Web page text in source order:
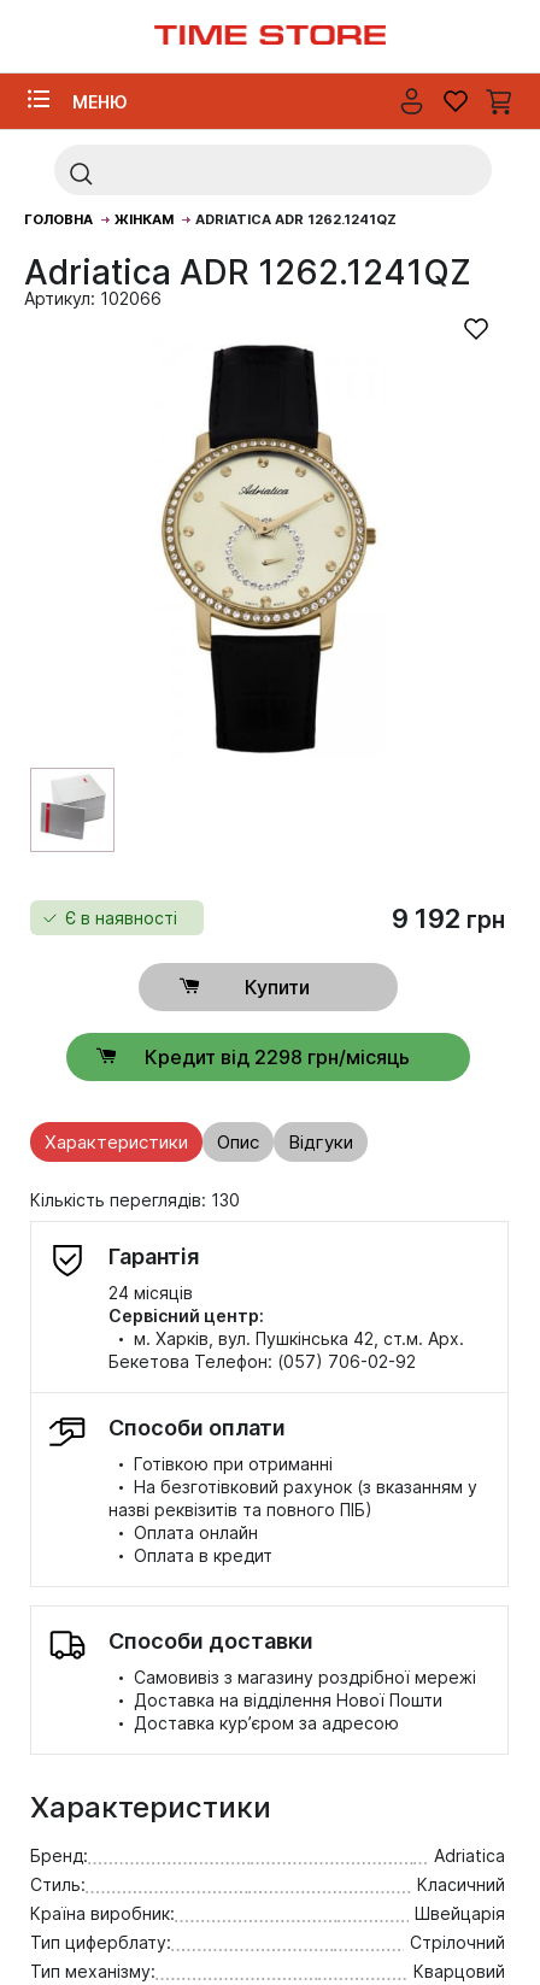
МЕНЮ
ГОЛОВНА ЖІНКАМ ADRIATICA ADR 1262.1241QZ
Adriatica ADR 1262.1241QZ
Артикул: 102066
Є в наявності 9 192 грн
Купити
Кредит від 2298 грн/місяць
Характеристики Опис Відгуки
Кількість переглядів: 130
Гарантія
24 місяців
Сервісний центр:
· м. Харків, вул. Пушкінська 42, ст.м. Арх.
Бекетова Телефон: (057) 706-02-92
Способи оплати
· Готівкою при отриманні
· На безготівковий рахунок (з вказанням у
назві реквізитів та повного ПІБ)
· Оплата онлайн
· Оплата в кредит
Способи доставки
· Самовивіз з магазину роздрібної мережі
· Доставка на відділення Нової Пошти
· Доставка кур’єром за адресою
Характеристики
Бренд:
Adriatica
Стиль:
Класичний
Країна виробник:
Швейцарія
Тип циферблату:
Стрілочний
Тип механізму:
Кварцовий